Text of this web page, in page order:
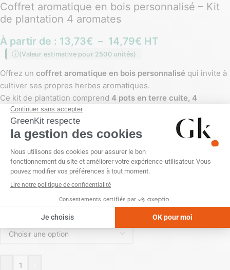
Coffret aromatique en bois personnalisé – Kit
de plantation 4 aromates
À partir de : 13,73€ – 14,79€ HT
(Valeur estimative pour 2500 unités)
Offrez un coffret aromatique en bois personnalisé qui invite à
cultiver ses propres herbes aromatiques.
Ce kit de plantation comprend 4 pots en terre cuite, 4
plaquettes de tourbe et 4 sachets de graines aromatiques
Présenté dans un élégant coffret en bois personnalisable, il
constitue uncadeau d’entreprise original, naturel et durable
idéal pour vos clients ou collaborateurs.
PERSONNALISATION
Impression numérique (quadri)